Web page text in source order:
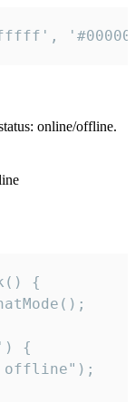
online/offline.
{
{